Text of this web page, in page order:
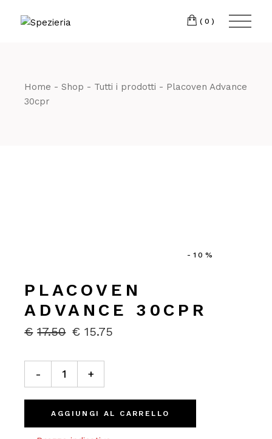
(0)
Home Shop Tutti i prodotti
Placoven Advance
30cpr
-10%
PLACOVEN
ADVANCE 30CPR
€ 17.50
IL
ORIGINALE
ERA:
€17.50.
€ 15.75
IL
ATTUALE
€15.75.
Placoven Advance 30cpr quantity
- +
AGGIUNGI AL CARRELLO
Telefono